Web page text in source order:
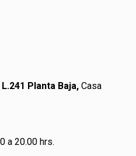
Planta Baja, Casa
a 20.00 hrs.